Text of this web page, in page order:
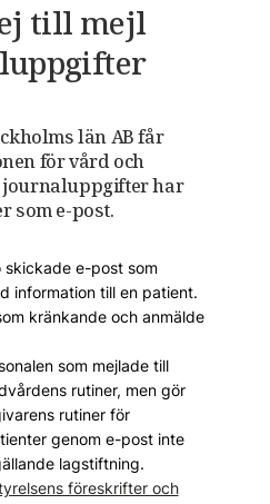
till mejl
län AB får
för vård och
journaluppgifter har
som e-post.
skickade e-post som
information till en patient.
kränkande och anmälde
som mejlade till
rutiner, men gör
rutiner för
genom e-post inte
lagstiftning.
föreskrifter och